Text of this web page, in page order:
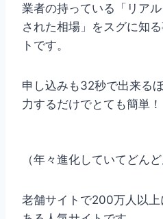
業者の持っている「リア
された相場」をスグに知
トです。
申し込みも32秒で出来る
力するだけでとても簡単！
（年々進化していてどん
老舗サイトで200万人以